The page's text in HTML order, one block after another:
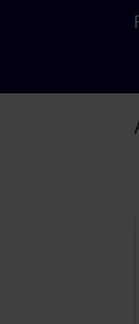
Hoppa till
Textbaserad